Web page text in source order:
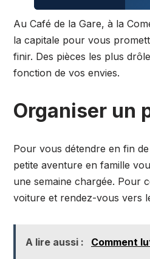
Au Café de la Gare, à la
la capitale pour vous
finir. Des pièces les plus
fonction de vos envies.
Organiser un
Pour vous détendre en fin
petite aventure en famille
une semaine chargée. Pour
voiture et rendez-vous vers
A lire aussi : Comment